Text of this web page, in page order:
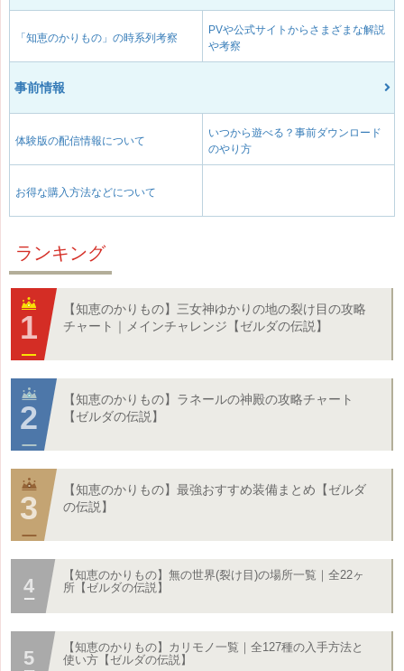
「知恵のかりもの」の時系列考察
PVや公式サイトからさまざまな解説
や考察
事前情報
体験版の配信情報について
いつから遊べる？事前ダウンロード
のやり方
お得な購入方法などについて
ランキング
【知恵のかりもの】三女神ゆかりの地の裂け目の攻略
チャート｜メインチャレンジ【ゼルダの伝説】
【知恵のかりもの】ラネールの神殿の攻略チャート
【ゼルダの伝説】
【知恵のかりもの】最強おすすめ装備まとめ【ゼルダ
の伝説】
【知恵のかりもの】無の世界(裂け目)の場所一覧｜全22ヶ
所【ゼルダの伝説】
【知恵のかりもの】カリモノ一覧｜全127種の入手方法と
使い方【ゼルダの伝説】